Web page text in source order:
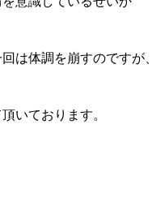
は体調を崩すのですが、
いております。